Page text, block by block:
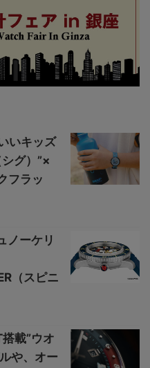
いキッズ
グ）”×
フラッ
ノーケリ
（スピニ
載”ウオ
や、オー